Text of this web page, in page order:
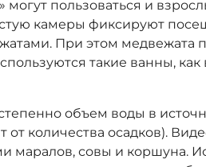
могут пользоваться и
камеры фиксируют
При этом медвежата
такие ванны, как
объем воды в
от количества осадков).
маралов, совы и коршуна.